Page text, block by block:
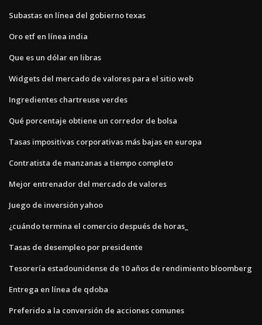
Subastas en línea del gobierno texas
Oro etf en línea india
Que es un dólar en libras
Widgets del mercado de valores para el sitio web
Ingredientes chartreuse verdes
Qué porcentaje obtiene un corredor de bolsa
Tasas impositivas corporativas más bajas en europa
Contratista de manzanas a tiempo completo
Mejor entrenador del mercado de valores
Juego de inversión yahoo
¿cuándo termina el comercio después de horas_
Tasas de desempleo por presidente
Tesorería estadounidense de 10 años de rendimiento bloomberg
Entrega en línea de qdoba
Preferido a la conversión de acciones comunes